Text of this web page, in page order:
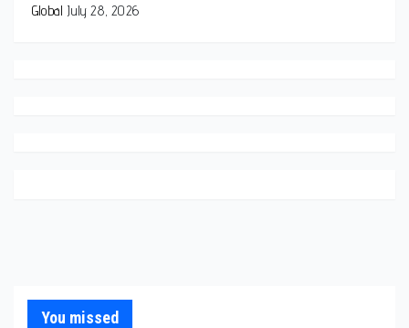
Global July 28, 2026
You missed